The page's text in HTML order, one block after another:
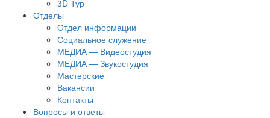
3D Тур
Отделы
Отдел информации
Социальное служение
МЕДИА — Видеостудия
МЕДИА — Звукостудия
Мастерские
Вакансии
Контакты
Вопросы и ответы